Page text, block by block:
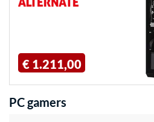
€ 1.211,00
PC gamers